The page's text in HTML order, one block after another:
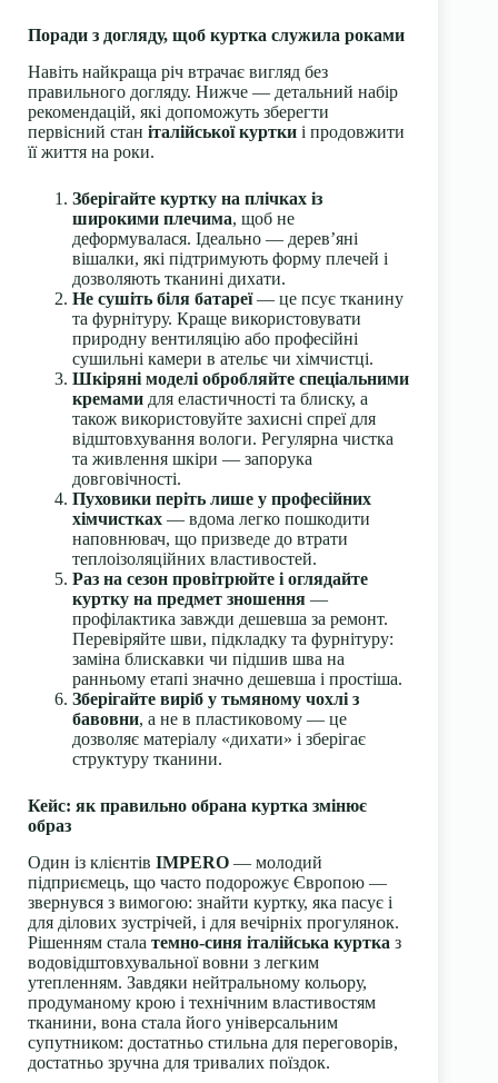
Поради з догляду, щоб куртка служила роками
Навіть найкраща річ втрачає вигляд без
правильного догляду. Нижче — детальний набір
рекомендацій, які допоможуть зберегти
первісний стан італійської куртки і продовжити
її життя на роки.
Зберігайте куртку на плічках із
широкими плечима, щоб не
деформувалася. Ідеально — дерев’яні
вішалки, які підтримують форму плечей і
дозволяють тканині дихати.
Не сушіть біля батареї— це псує тканину
та фурнітуру. Краще використовувати
природну вентиляцію або професійні
сушильні камери в ательє чи хімчистці.
Шкіряні моделі обробляйте спеціальними
кремами для еластичності та блиску, а
також використовуйте захисні спреї для
відштовхування вологи. Регулярна чистка
та живлення шкіри — запорука
довговічності.
Пуховики періть лише у професійних
хімчистках — вдома легко пошкодити
наповнювач, що призведе до втрати
теплоізоляційних властивостей.
Раз на сезон провітрюйте і оглядайте
куртку на предмет зношення —
профілактика завжди дешевша за ремонт.
Перевіряйте шви, підкладку та фурнітуру:
заміна блискавки чи підшив шва на
ранньому етапі значно дешевша і простіша.
Зберігайте виріб у тьмяному чохлі з
бавовни, а не в пластиковому — це
дозволяє матеріалу «дихати» і зберігає
структуру тканини.
Кейс: як правильно обрана куртка змінює
образ
Один із клієнтів IMPERO — молодий
підприємець, що часто подорожує Європою —
звернувся з вимогою: знайти куртку, яка пасує і
для ділових зустрічей, і для вечірніх прогулянок.
Рішенням стала темно-синя італійська куртка з
водовідштовхувальної вовни з легким
утепленням. Завдяки нейтральному кольору,
продуманому крою і технічним властивостям
тканини, вона стала його універсальним
супутником: достатньо стильна для переговорів,
достатньо зручна для тривалих поїздок.